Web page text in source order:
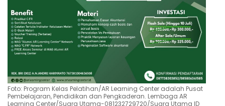
Foto: Program Kelas Pelatihan/AR Learning Center adalah Pusat
Pembelajaran, Pendidikan dan Pengkaderan. Lembaga AR
Learning Center/Suara Utama-081232729720/Suara Utama ID